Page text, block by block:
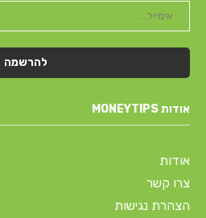
אודות MONEYTIPS
אודות
צרו קשר
הצהרת נגישות